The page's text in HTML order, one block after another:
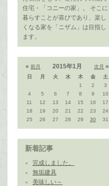
住宅・「コニーの家」。 そこに
暮らすことが喜びであり、楽し
くなる家を「ニザム」は目指し
ます。
«前月 次月 »
2015年1月
日 月 火 水 木 金
土
1
2
3
4
5 6 7 8 9
10
11
12 13 14 15 16
17
18
19 20 21 22 23
24
25
26 27 28 29 30 31
新着記事
完成しました。
無垢建具
美味しい～